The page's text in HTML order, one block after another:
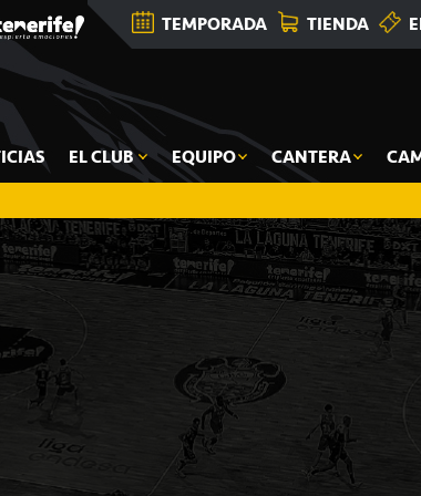
TEMPORADA TIENDA
EL CLUB EQUIPO CANTERA